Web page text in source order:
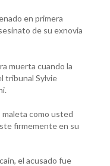
en primera
de su exnovia
muerta cuando la
tribunal Sylvie
maleta como usted
firmemente en su
el acusado fue